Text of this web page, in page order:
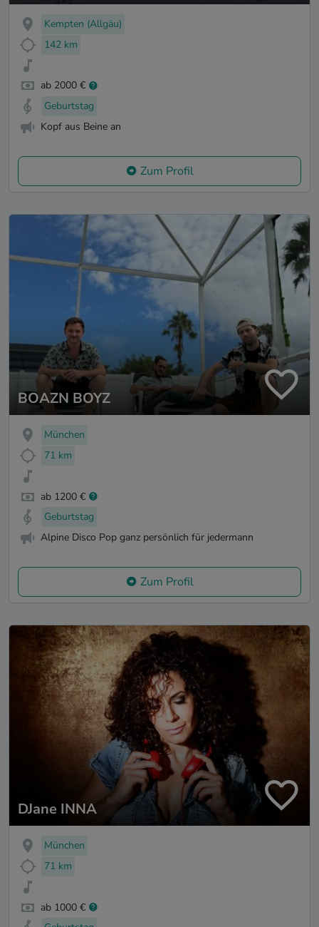
Kempten (Allgäu)
142 km
ab 2000 €
Geburtstag
Kopf aus Beine an
Zum Profil
BOAZN BOYZ
München
71 km
ab 1200 €
Geburtstag
Alpine Disco Pop ganz persönlich für jedermann
Zum Profil
DJane INNA
München
71 km
ab 1000 €